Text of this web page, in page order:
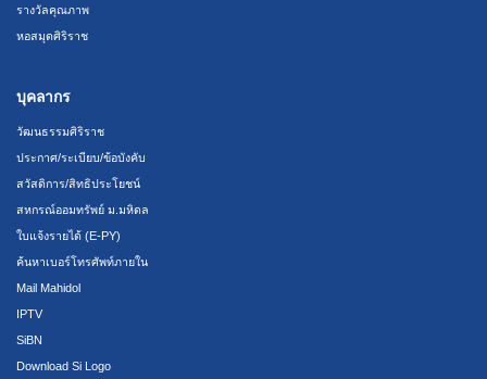
รางวัลคุณภาพ
หอสมุดศิริราช
บุคลากร
วัฒนธรรมศิริราช
ประกาศ/ระเบียบ/ข้อบังคับ
สวัสดิการ/สิทธิประโยชน์
สหกรณ์ออมทรัพย์ ม.มหิดล
ใบแจ้งรายได้ (E-PY)
ค้นหาเบอร์โทรศัพท์ภายใน
Mail Mahidol
IPTV
SiBN
Download Si Logo